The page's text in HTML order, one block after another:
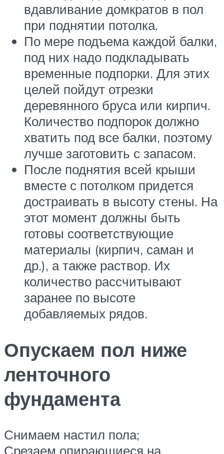
вдавливание домкратов в пол
при поднятии потолка.
По мере подъема каждой балки,
под них надо подкладывать
временные подпорки. Для этих
целей пойдут отрезки
деревянного бруса или кирпич.
Количество подпорок должно
хватить под все балки, поэтому
лучше заготовить с запасом.
После поднятия всей крыши
вместе с потолком придется
достраивать в высоту стены. На
этот момент должны быть
готовы соответствующие
материалы (кирпич, саман и
др.), а также раствор. Их
количество рассчитывают
заранее по высоте
добавляемых рядов.
Опускаем пол ниже
ленточного
фундамента
Снимаем настил пола;
Срезаем опирающиеся на